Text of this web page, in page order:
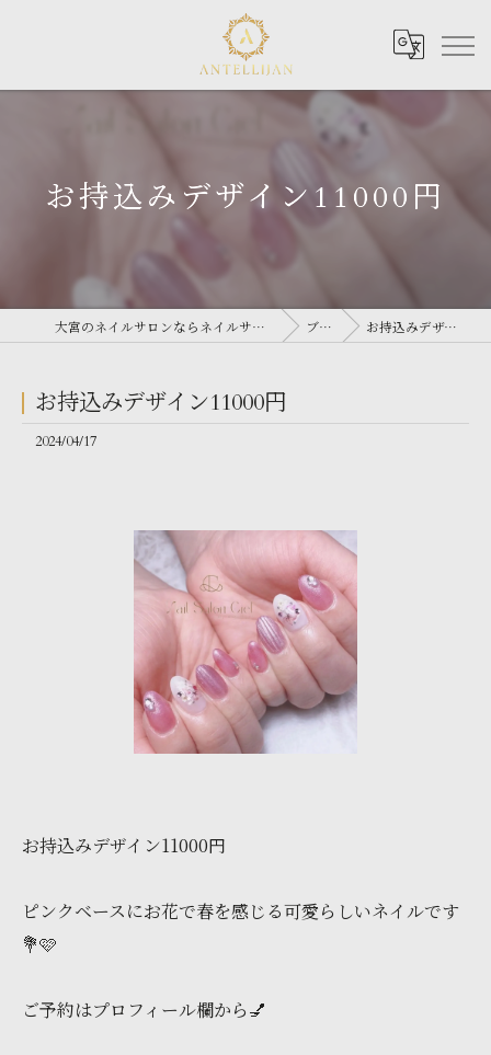
お持込みデザイン11000円
大宮のネイルサロンならネイルサロン Antellijan 大宮 ブログ お持込みデザイン11000円
お持込みデザイン11000円
2024/04/17
お持込みデザイン11000円
ピンクベースにお花で春を感じる可愛らしいネイルです
💐🩷
ご予約はプロフィール欄から💅